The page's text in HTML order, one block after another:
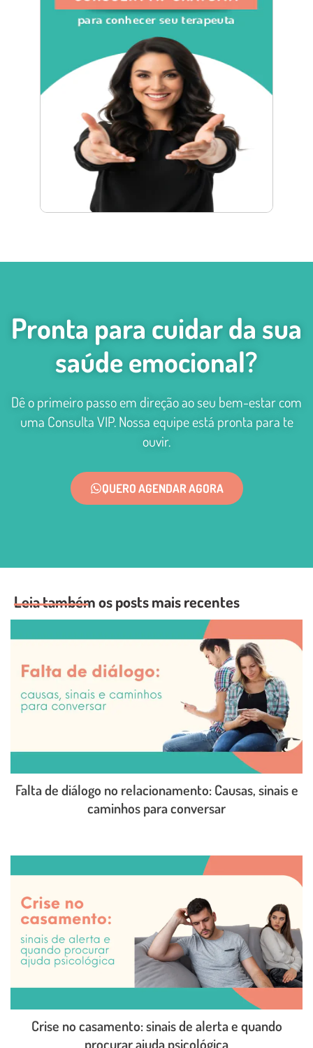
Pronta para cuidar da sua
saúde emocional?
Dê o primeiro passo em direção ao seu bem-estar com
uma Consulta VIP. Nossa equipe está pronta para te
ouvir.
QUERO AGENDAR AGORA
Leia também os posts mais recentes
Falta de diálogo no relacionamento: Causas, sinais e
caminhos para conversar
Crise no casamento: sinais de alerta e quando
procurar ajuda psicológica